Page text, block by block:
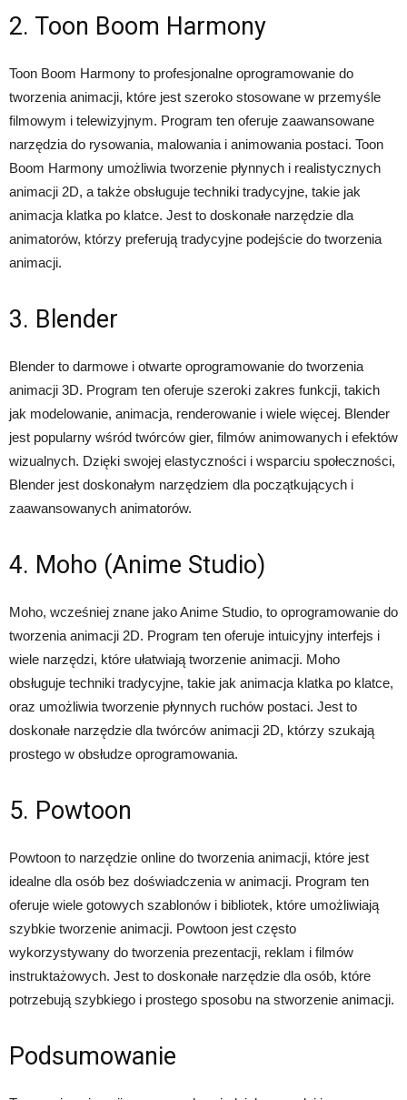
2. Toon Boom Harmony
Toon Boom Harmony to profesjonalne oprogramowanie do
tworzenia animacji, które jest szeroko stosowane w przemyśle
filmowym i telewizyjnym. Program ten oferuje zaawansowane
narzędzia do rysowania, malowania i animowania postaci. Toon
Boom Harmony umożliwia tworzenie płynnych i realistycznych
animacji 2D, a także obsługuje techniki tradycyjne, takie jak
animacja klatka po klatce. Jest to doskonałe narzędzie dla
animatorów, którzy preferują tradycyjne podejście do tworzenia
animacji.
3. Blender
Blender to darmowe i otwarte oprogramowanie do tworzenia
animacji 3D. Program ten oferuje szeroki zakres funkcji, takich
jak modelowanie, animacja, renderowanie i wiele więcej. Blender
jest popularny wśród twórców gier, filmów animowanych i efektów
wizualnych. Dzięki swojej elastyczności i wsparciu społeczności,
Blender jest doskonałym narzędziem dla początkujących i
zaawansowanych animatorów.
4. Moho (Anime Studio)
Moho, wcześniej znane jako Anime Studio, to oprogramowanie do
tworzenia animacji 2D. Program ten oferuje intuicyjny interfejs i
wiele narzędzi, które ułatwiają tworzenie animacji. Moho
obsługuje techniki tradycyjne, takie jak animacja klatka po klatce,
oraz umożliwia tworzenie płynnych ruchów postaci. Jest to
doskonałe narzędzie dla twórców animacji 2D, którzy szukają
prostego w obsłudze oprogramowania.
5. Powtoon
Powtoon to narzędzie online do tworzenia animacji, które jest
idealne dla osób bez doświadczenia w animacji. Program ten
oferuje wiele gotowych szablonów i bibliotek, które umożliwiają
szybkie tworzenie animacji. Powtoon jest często
wykorzystywany do tworzenia prezentacji, reklam i filmów
instruktażowych. Jest to doskonałe narzędzie dla osób, które
potrzebują szybkiego i prostego sposobu na stworzenie animacji.
Podsumowanie